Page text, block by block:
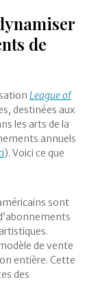
de
League of
destinées aux
les arts de la
annuels
). Voici ce que
sont
de vente
entière. Cette
des